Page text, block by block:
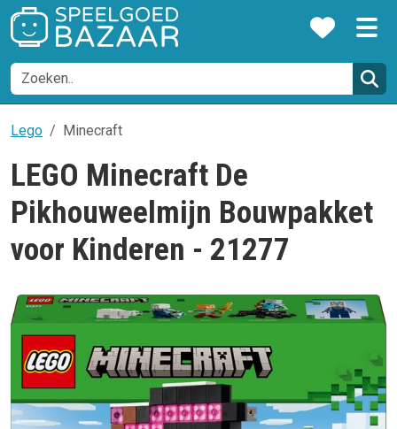
Lego Minecraft
LEGO Minecraft De
Pikhouweelmijn Bouwpakket
voor Kinderen - 21277